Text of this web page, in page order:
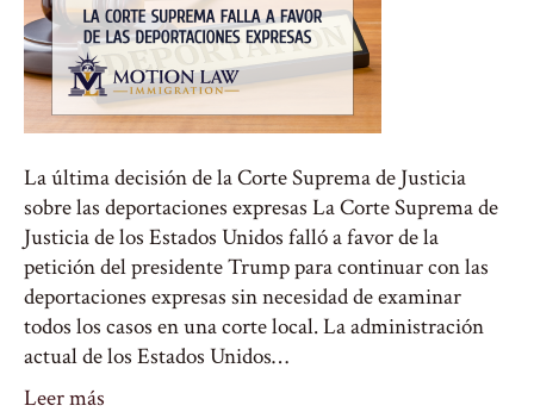
La última decisión de la Corte Suprema de Justicia
sobre las deportaciones expresas La Corte Suprema de
Justicia de los Estados Unidos falló a favor de la
petición del presidente Trump para continuar con las
deportaciones expresas sin necesidad de examinar
todos los casos en una corte local. La administración
actual de los Estados Unidos…
Leer más